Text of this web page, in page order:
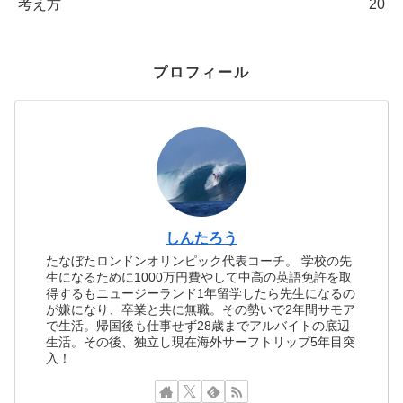
考え方 20
プロフィール
しんたろう
たなぼたロンドンオリンピック代表コーチ。 学校の先
生になるために1000万円費やして中高の英語免許を取
得するもニュージーランド1年留学したら先生になるの
が嫌になり、卒業と共に無職。その勢いで2年間サモア
で生活。帰国後も仕事せず28歳までアルバイトの底辺
生活。その後、独立し現在海外サーフトリップ5年目突
入！